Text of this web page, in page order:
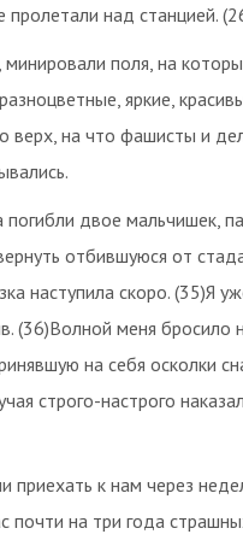
над станцией.
поля, на
яркие,
на что фашисты и
двое мальчишек,
отбившуюся от
наступила скоро. (35)Я
(36)Волной меня бросило
на себя осколки
строго-настрого
к нам через
почти на три года